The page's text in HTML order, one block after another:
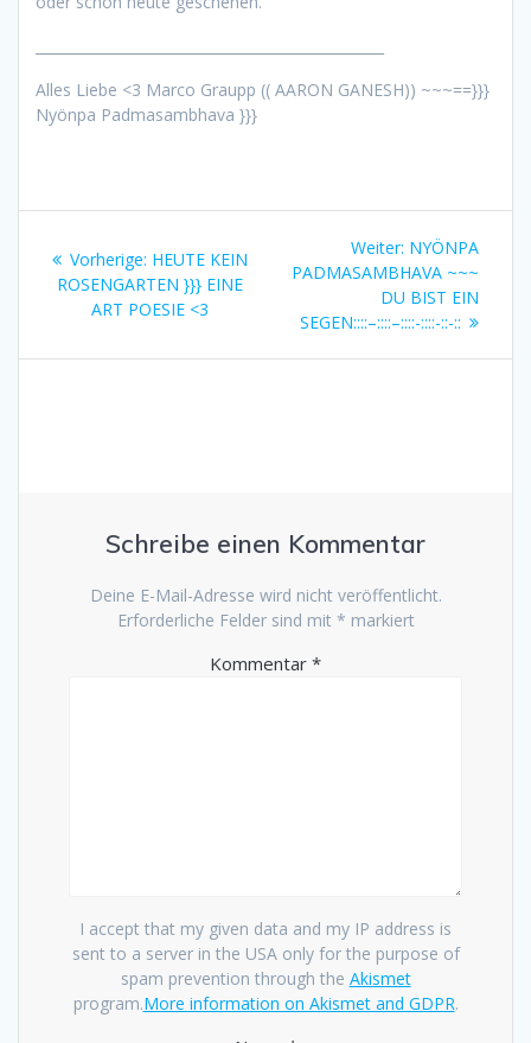
Alles Liebe <3 Marco Graupp (( AARON GANESH)) ~~~==}}}
Nyönpa Padmasambhava }}}
Beitragsnavigation
Vorherige: Vorheriger
Beitrag:
HEUTE KEIN
ROSENGARTEN }}} EINE
ART POESIE <3
Weiter: Nächster
Beitrag:
NYÖNPA
PADMASAMBHAVA ~~~
DU BIST EIN
SEGEN::::–::::–::::-::::-::-::
Schreibe einen Kommentar
Deine E-Mail-Adresse wird nicht veröffentlicht.
Erforderliche Felder sind mit * markiert
Kommentar *
I accept that my given data and my IP address is
sent to a server in the USA only for the purpose of
spam prevention through the Akismet
program.More information on Akismet and GDPR.